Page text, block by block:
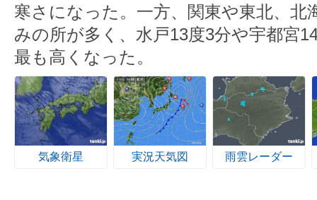
寒さになった。一方、関東や東北、北
みの所が多く、水戸13度3分や宇都宮
最も高くなった。
気象衛星 実況天気図 雨雲レーダー